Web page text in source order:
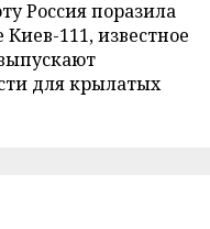
Россия поразила
111, известное
для крылатых